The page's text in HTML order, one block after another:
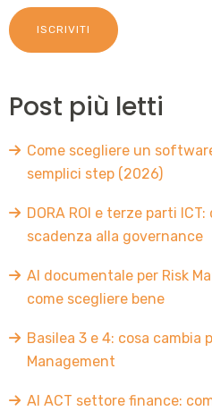
Post più letti
Come scegliere un
semplici step (2026)
DORA ROI e terze parti ICT:
scadenza alla governance
AI documentale per Risk
come scegliere bene
Basilea 3 e 4: cosa cambia
Management
AI ACT settore finance: